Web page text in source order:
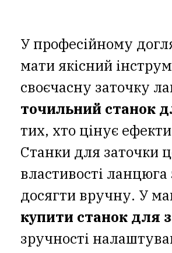
У професійному
мати якісний
своєчасну заточку
точильний станок
тих, хто цінує
Станки для заточки
властивості
досягти вручну. У
купити станок для
зручності